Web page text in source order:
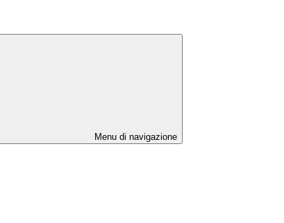
Menu di navigazione